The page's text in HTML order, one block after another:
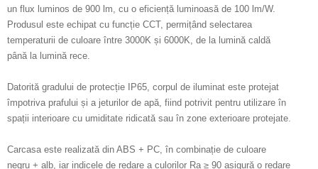
un flux luminos de 900 lm, cu o eficiență luminoasă de 100 lm/W.
Produsul este echipat cu funcție CCT, permițând selectarea
temperaturii de culoare între 3000K și 6000K, de la lumină caldă
până la lumină rece.
Datorită gradului de protecție IP65, corpul de iluminat este protejat
împotriva prafului și a jeturilor de apă, fiind potrivit pentru utilizare în
spații interioare cu umiditate ridicată sau în zone exterioare protejate.
Carcasa este realizată din ABS + PC, în combinație de culoare
negru + alb, iar indicele de redare a culorilor Ra ≥ 90 asigură o redare